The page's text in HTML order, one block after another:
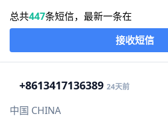
总共447条短信，最新一条在
接收短信
+8613417136389 24天前
中国 CHINA